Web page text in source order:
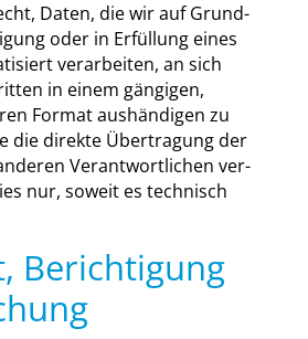
Daten, die wir auf Grund­
oder in Erfül­lung eines
ver­ar­bei­ten, an sich
in einem gän­gi­gen,
For­mat aus­hän­di­gen zu
die direk­te Über­tra­gung der
Ver­ant­wort­li­chen ver­
nur, soweit es tech­nisch
Berichtigung